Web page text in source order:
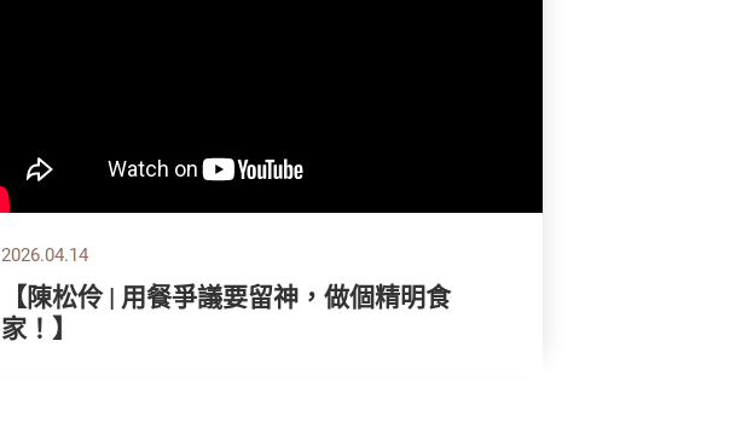
2026.04.14
【陳松伶 | 用餐爭議要留神，做個精明食
家！】